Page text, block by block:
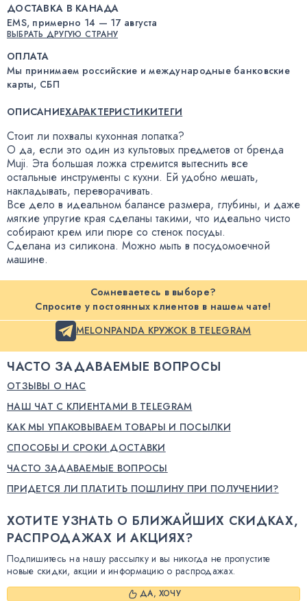
ДОСТАВКА В КАНАДА
EMS, примерно 14 — 17 августа
ВЫБРАТЬ ДРУГУЮ СТРАНУ
ОПЛАТА
Мы принимаем российские и международные банковские
карты, СБП
ОПИСАНИЕХАРАКТЕРИСТИКИТЕГИ
Стоит ли похвалы кухонная лопатка?
О да, если это один из культовых предметов от бренда
Muji. Эта большая ложка стремится вытеснить все
остальные инструменты с кухни. Ей удобно мешать,
накладывать, переворачивать.
Все дело в идеальном балансе размера, глубины, и даже
мягкие упругие края сделаны такими, что идеально чисто
собирают крем или пюре со стенок посуды.
Сделана из силикона. Можно мыть в посудомоечной
машине.
Сомневаетесь в выборе?
Спросите у постоянных клиентов в нашем чате!
MELONPANDA КРУЖОК В TELEGRAM
ЧАСТО ЗАДАВАЕМЫЕ ВОПРОСЫ
ОТЗЫВЫ О НАС
НАШ ЧАТ С КЛИЕНТАМИ В TELEGRAM
КАК МЫ УПАКОВЫВАЕМ ТОВАРЫ И ПОСЫЛКИ
СПОСОБЫ И СРОКИ ДОСТАВКИ
ЧАСТО ЗАДАВАЕМЫЕ ВОПРОСЫ
ПРИДЕТСЯ ЛИ ПЛАТИТЬ ПОШЛИНУ ПРИ ПОЛУЧЕНИИ?
ХОТИТЕ УЗНАТЬ О БЛИЖАЙШИХ СКИДКАХ,
РАСПРОДАЖАХ И АКЦИЯХ?
Подпишитесь на нашу рассылку и вы никогда не пропустите
новые скидки, акции и информацию о распродажах.
ДА, ХОЧУ